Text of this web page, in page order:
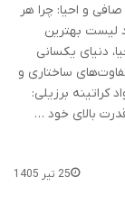
و احیا: چرا هر
لیست بهترین
دنیای یکسانی
ساختاری و
کراتینه برزیلی:
بالای خود …
25 تیر 1405